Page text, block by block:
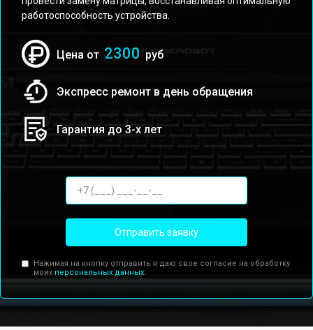
работоспособность устройства.
Цена от 2300 руб
Экспресс ремонт в день обращения
Гарантия до 3-х лет
Отправить заявку
Нажимая на кнопку отправить я даю свое согласие на обработку
моих персональных данных.